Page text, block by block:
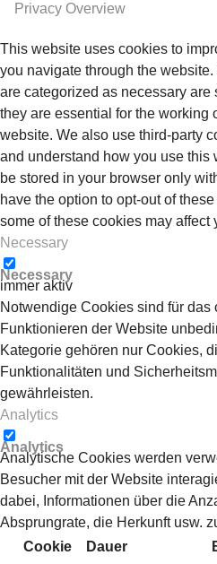
Privacy Overview
This website uses cookies to
you navigate through the
are categorized as necessary are
they are essential for the working
website. We also use third-party
and understand how you use this
be stored in your browser only
have the option to opt-out of
some of these cookies may
Necessary
Necessary
immer aktiv
Notwendige Cookies sind für das
Funktionieren der Website
Kategorie gehören nur Cookies,
Funktionalitäten und
gewährleisten.
Analytics
Analytics
Analytische Cookies werden
Besucher mit der Website
dabei, Informationen über die
Absprungrate, die Herkunft usw.
Cookie
Dauer